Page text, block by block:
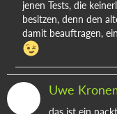
jenen Tests, die
besitzen, denn den
damit beauftragen,
Uwe